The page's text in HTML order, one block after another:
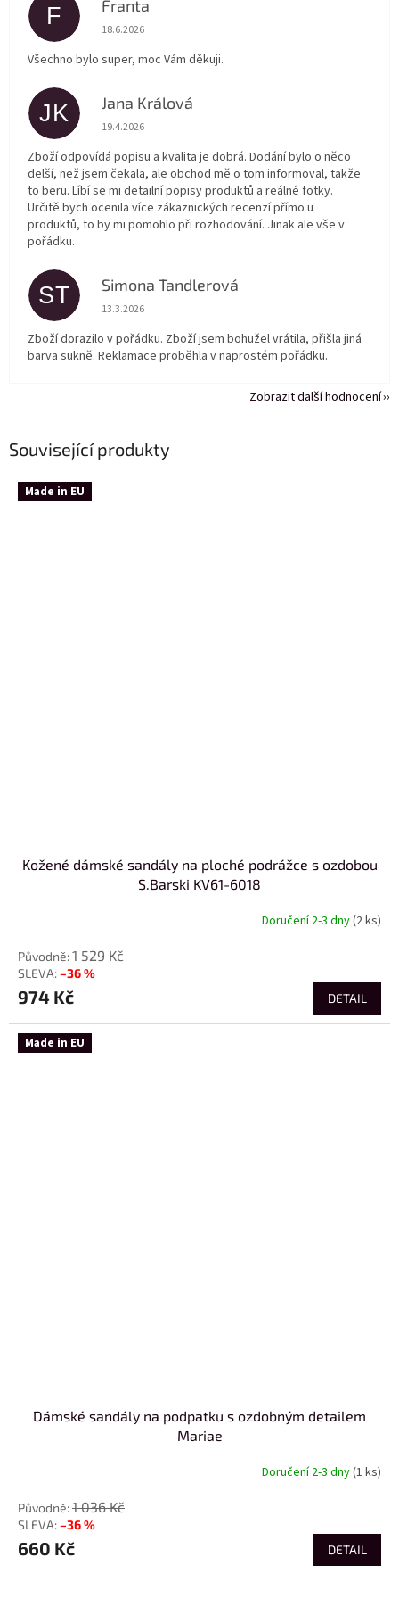
Související produkty
Made in EU
Kožené dámské sandály na ploché podrážce s ozdobou
S.Barski KV61-6018
Doručení 2-3 dny(2 ks)
1 529 Kč
–36 %
974 Kč DETAIL
Made in EU
Dámské sandály na podpatku s ozdobným detailem
Mariae
Doručení 2-3 dny(1 ks)
1 036 Kč
–36 %
660 Kč DETAIL
F Franta
Hodnocení obchodu je 5 z 5 hvězdiček.
18.6.2026
Všechno bylo super, moc Vám děkuji.
JK Jana Králová
Hodnocení obchodu je 5 z 5 hvězdiček.
19.4.2026
Zboží odpovídá popisu a kvalita je dobrá. Dodání bylo o něco
delší, než jsem čekala, ale obchod mě o tom informoval, takže
to beru. Líbí se mi detailní popisy produktů a reálné fotky.
Určitě bych ocenila více zákaznických recenzí přímo u
produktů, to by mi pomohlo při rozhodování. Jinak ale vše v
pořádku.
ST Simona Tandlerová
Hodnocení obchodu je 5 z 5 hvězdiček.
13.3.2026
Zboží dorazilo v pořádku. Zboží jsem bohužel vrátila, přišla jiná
barva sukně. Reklamace proběhla v naprostém pořádku.
Zobrazit další hodnocení